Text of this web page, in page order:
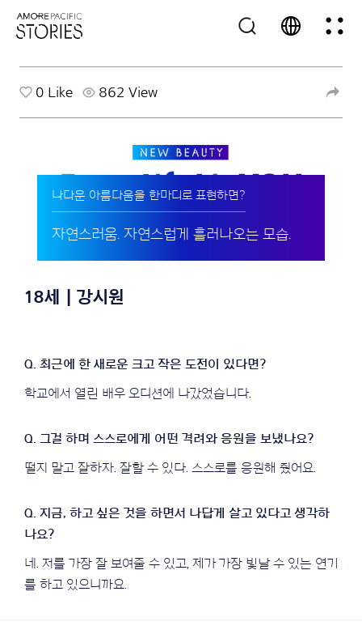
0 Like 862 View
나다운 아름다움을 한마디로 표현하면?
자연스러움. 자연스럽게 흘러나오는 모습.
18세 | 강시원
학교에서 열린 배우 오디션에 나갔었습니다.
떨지 말고 잘하자. 잘할 수 있다. 스스로를 응원해 줬어요.
네. 저를 가장 잘 보여줄 수 있고, 제가 가장 빛날 수 있는 연기
를 하고 있으니까요.